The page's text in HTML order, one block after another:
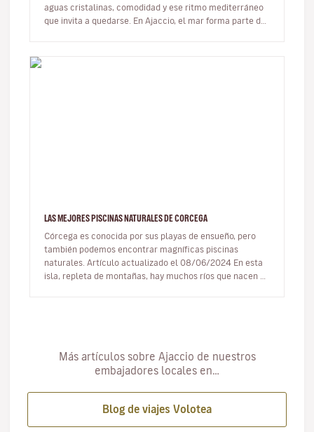
aguas cristalinas, comodidad y ese ritmo mediterráneo
que invita a quedarse. En Ajaccio, el mar forma parte de
LAS MEJORES PISCINAS NATURALES DE CORCEGA
Córcega es conocida por sus playas de ensueño, pero
también podemos encontrar magníficas piscinas
naturales. Artículo actualizado el 08/06/2024 En esta
isla, repleta de montañas, hay muchos ríos que nacen en
Más artículos sobre Ajaccio de nuestros
embajadores locales en…
Blog de viajes Volotea